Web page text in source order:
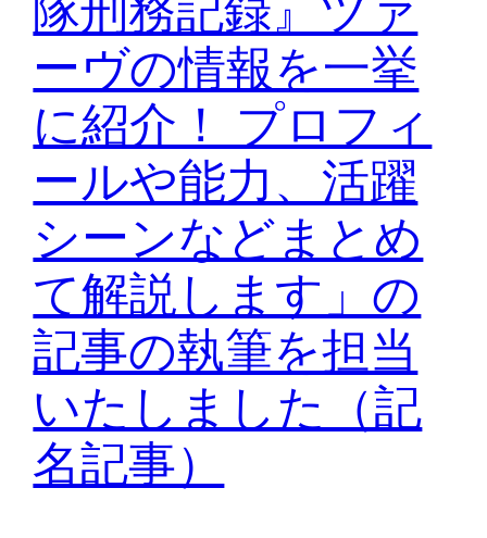
ーヴの情報を一挙
に紹介！ プロフィ
ールや能力、活躍
シーンなどまとめ
て解説します」の
記事の執筆を担当
いたしました（記
名記事）